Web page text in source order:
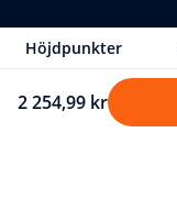
Höjdpunkter
2 254,99 kr